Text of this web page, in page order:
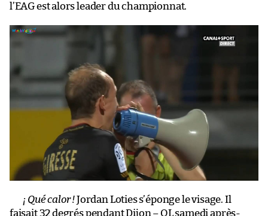
l’EAG est alors leader du championnat.
¡ Qué calor !Jordan Loties s’éponge le visage. Il
faisait 32 degrés pendant Dijon – OL samedi après-